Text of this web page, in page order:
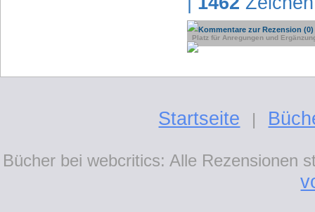
Kommentare zur Rezension (0)
Platz für Anregungen und
Startseite |
Bücher bei webcritics: Alle Rezensionen